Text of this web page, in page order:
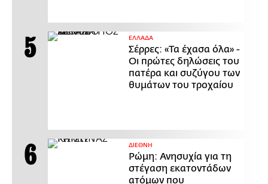
ΕΛΛΑΔΑ
Σέρρες: «Τα έχασα όλα» -
Οι πρώτες δηλώσεις του
πατέρα και συζύγου των
θυμάτων του τροχαίου
ΔΙΕΘΝΗ
Ρώμη: Ανησυχία για τη
στέγαση εκατοντάδων
ατόμων που